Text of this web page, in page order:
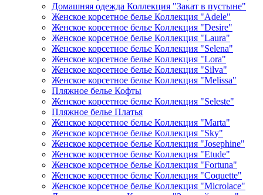
Домашняя одежда Коллекция "Закат в пустыне"
Женское корсетное белье Коллекция "Adele"
Женское корсетное белье Коллекция "Desire"
Женское корсетное белье Коллекция "Laura"
Женское корсетное белье Коллекция "Selena"
Женское корсетное белье Коллекция "Lora"
Женское корсетное белье Коллекция "Silva"
Женское корсетное белье Коллекция "Melissa"
Пляжное белье Кофты
Женское корсетное белье Коллекция "Seleste"
Пляжное белье Платья
Женское корсетное белье Коллекция "Marta"
Женское корсетное белье Коллекция "Sky"
Женское корсетное белье Коллекция "Josephine"
Женское корсетное белье Коллекция "Etude"
Женское корсетное белье Коллекция "Fortuna"
Женское корсетное белье Коллекция "Coquette"
Женское корсетное белье Коллекция "Microlace"